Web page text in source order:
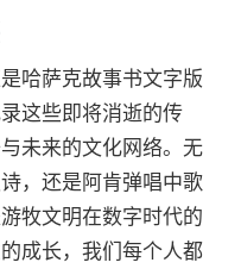
哈萨克故事书文字版
这些即将消逝的传
未来的文化网络。无
，还是阿肯弹唱中歌
牧文明在数字时代的
成长，我们每个人都